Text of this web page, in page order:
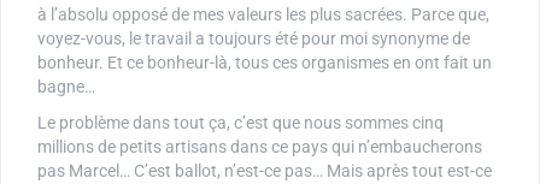
à l’absolu opposé de mes valeurs les plus sacrées. Parce que,
voyez-vous, le travail a toujours été pour moi synonyme de
bonheur. Et ce bonheur-là, tous ces organismes en ont fait un
bagne…
Le problème dans tout ça, c’est que nous sommes cinq
millions de petits artisans dans ce pays qui n’embaucherons
pas Marcel… C’est ballot, n’est-ce pas… Mais après tout est-ce